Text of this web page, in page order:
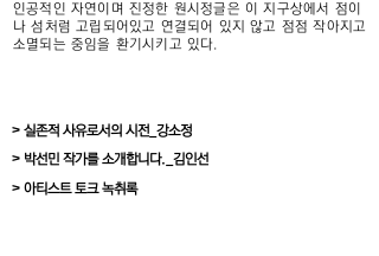
인공적인 자연이며 진정한 원시정글은 이 지구상에서 점이
나 섬처럼 고립되어있고 연결되어 있지 않고 점점 작아지고
소멸되는 중임을 환기시키고 있다.
> 실존적 사유로서의 시전_강소정
> 박선민 작가를 소개합니다._김인선
> 아티스트 토크 녹취록